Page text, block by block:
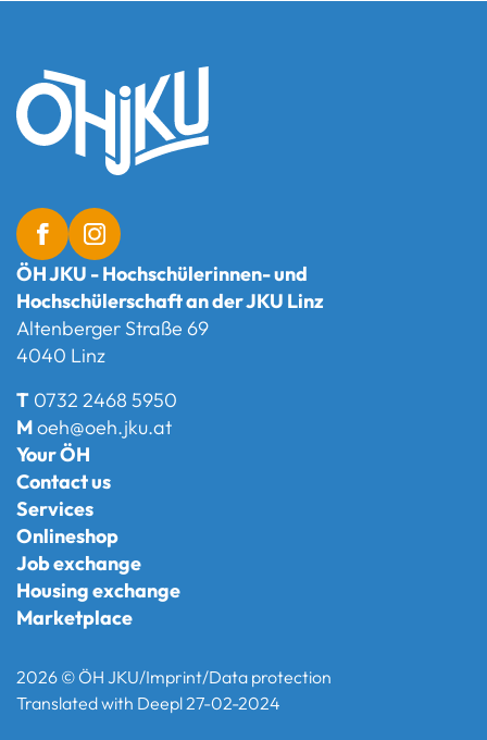
ÖH JKU - Hochschülerinnen- und
Hochschülerschaft an der JKU Linz
Altenberger Straße 69
4040 Linz
T 0732 2468 5950
Moeh@oeh.jku.at
Your ÖH
Contact us
Services
Onlineshop
Job exchange
Housing exchange
Marketplace
2026 © ÖH JKU/Imprint/Data protection
Translated with Deepl 27-02-2024